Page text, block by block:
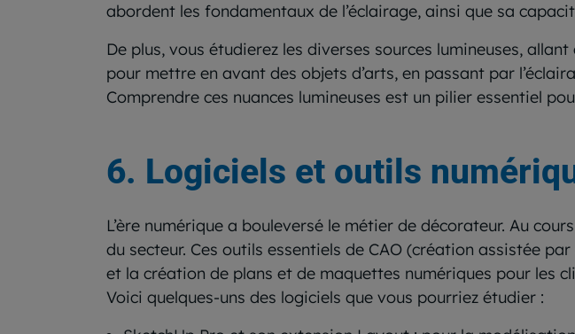
abordent les fondamentaux de l’éclairage, ainsi que sa
De plus, vous étudierez les diverses sources lumineuses,
pour mettre en avant des objets d’arts, en passant par
Comprendre ces nuances lumineuses est un pilier essentiel
6. Logiciels et outils
L’ère numérique a bouleversé le métier de décorateur. Au
du secteur. Ces outils essentiels de CAO (création assistée
et la création de plans et de maquettes numériques pour les
Voici quelques-uns des logiciels que vous pourriez étudier :